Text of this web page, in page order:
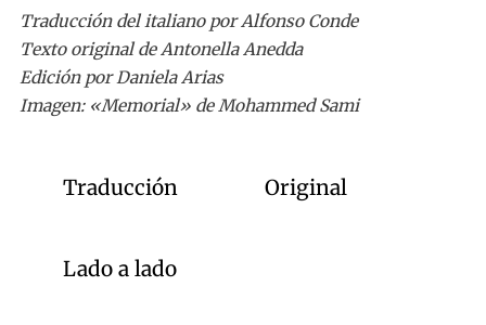
Traducción del italiano por Alfonso Conde
Texto original de Antonella Anedda
Edición por Daniela Arias
Imagen: «Memorial» de Mohammed Sami
Traducción Original
Lado a lado